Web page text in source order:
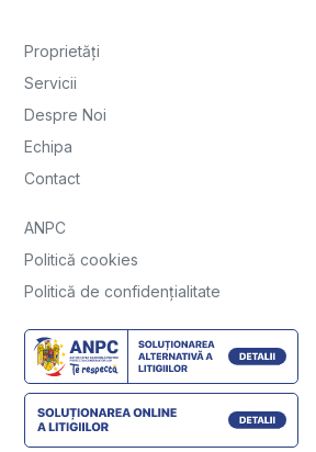
Proprietăți
Servicii
Despre Noi
Echipa
Contact
ANPC
Politică cookies
Politică de confidențialitate